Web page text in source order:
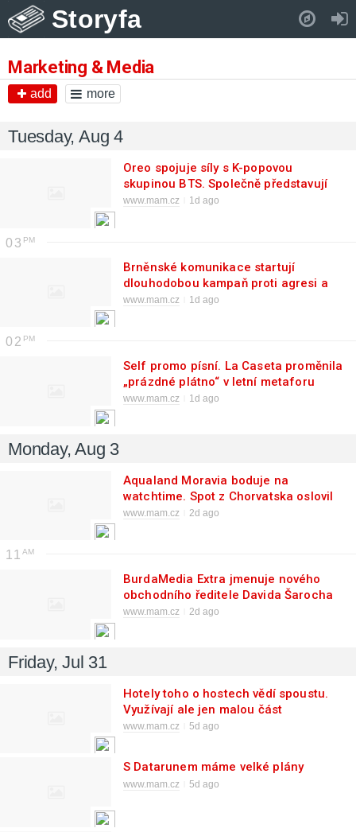
Storyfa
Marketing & Media
add more
Tuesday, Aug 4
Oreo spojuje síly s K-popovou
skupinou BTS. Společně představují
limitovanou edici sušenek
www.mam.cz 1d ago
03
Brněnské komunikace startují
dlouhodobou kampaň proti agresi a
dávají nahlédnout do zákulisí své
www.mam.cz 1d ago
02
Self promo písní. La Caseta proměnila
„prázdné plátno“ v letní metaforu
kreativity
www.mam.cz 1d ago
Monday, Aug 3
Aqualand Moravia boduje na
watchtime. Spot z Chorvatska oslovil
1,8 milionu lidí
www.mam.cz 2d ago
11
BurdaMedia Extra jmenuje nového
obchodního ředitele Davida Šarocha
www.mam.cz 2d ago
Friday, Jul 31
Hotely toho o hostech vědí spoustu.
Využívají ale jen malou část
www.mam.cz 5d ago
S Datarunem máme velké plány
www.mam.cz 5d ago
Pull down to refresh..